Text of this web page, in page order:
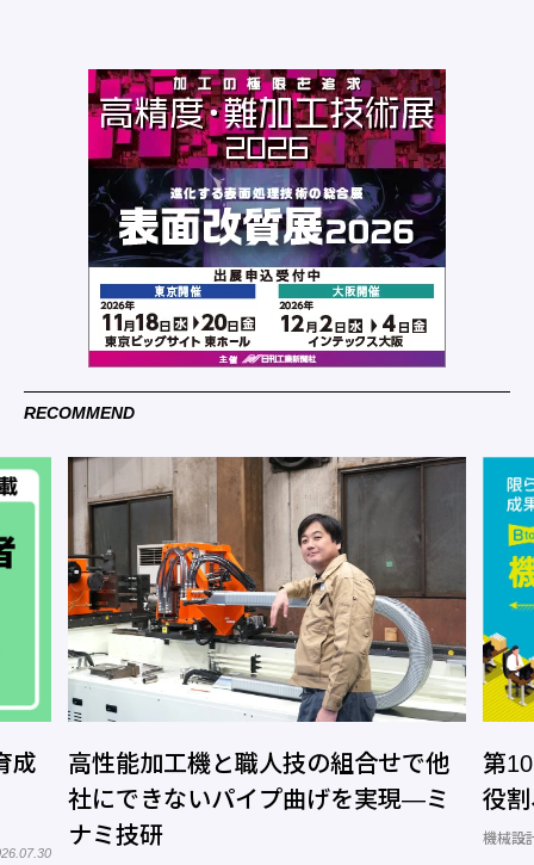
RECOMMEND
成
高性能加工機と職人技の組合せで他
社にできないパイプ曲げを実現―ミ
ナミ技研
第
役
機械設